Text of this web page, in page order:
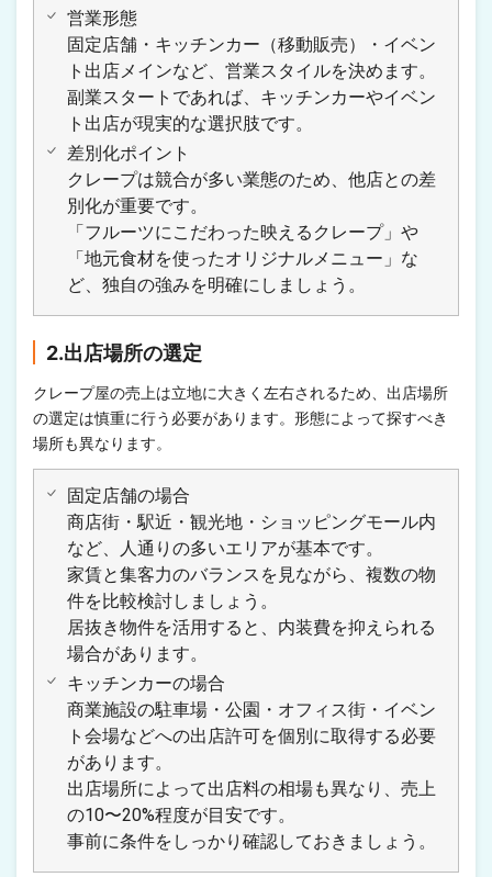
営業形態
固定店舗・キッチンカー（移動販売）・イベン
ト出店メインなど、営業スタイルを決めます。
副業スタートであれば、キッチンカーやイベン
ト出店が現実的な選択肢です。
差別化ポイント
クレープは競合が多い業態のため、他店との差
別化が重要です。
「フルーツにこだわった映えるクレープ」や
「地元食材を使ったオリジナルメニュー」な
ど、独自の強みを明確にしましょう。
2.出店場所の選定
クレープ屋の売上は立地に大きく左右されるため、出店場所
の選定は慎重に行う必要があります。形態によって探すべき
場所も異なります。
固定店舗の場合
商店街・駅近・観光地・ショッピングモール内
など、人通りの多いエリアが基本です。
家賃と集客力のバランスを見ながら、複数の物
件を比較検討しましょう。
居抜き物件を活用すると、内装費を抑えられる
場合があります。
キッチンカーの場合
商業施設の駐車場・公園・オフィス街・イベン
ト会場などへの出店許可を個別に取得する必要
があります。
出店場所によって出店料の相場も異なり、売上
の10〜20%程度が目安です。
事前に条件をしっかり確認しておきましょう。